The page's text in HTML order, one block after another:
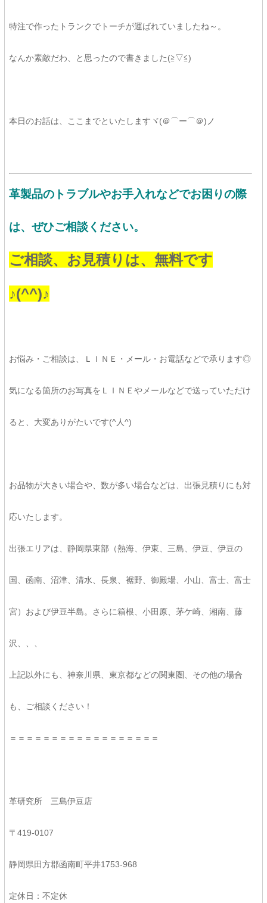
特注で作ったトランクでトーチが運ばれていましたね～。
なんか素敵だわ、と思ったので書きました(≧▽≦)
本日のお話は、ここまでといたしますヾ(＠⌒ー⌒＠)ノ
革製品のトラブルやお手入れなどでお困りの際
は、ぜひご相談ください。
ご相談、お見積りは、 無料です
♪(^^)♪
お悩み・ご相談は、ＬＩＮＥ・メール・お電話などで承ります◎
気になる箇所のお写真をＬＩＮＥやメールなどで送っていただけ
ると、大変ありがたいです(^人^)
お品物が大きい場合や、数が多い場合などは、出張見積りにも対
応いたします。
出張エリアは、静岡県東部（熱海、伊東、三島、伊豆、伊豆の
国、函南、沼津、清水、長泉、裾野、御殿場、小山、富士、富士
宮）および伊豆半島。さらに箱根、小田原、茅ケ崎、湘南、藤
沢、、、
上記以外にも、神奈川県、東京都などの関東圏、その他の場合
も、ご相談ください！
＝＝＝＝＝＝＝＝＝＝＝＝＝＝＝＝＝＝
革研究所 三島伊豆店
〒419-0107
静岡県田方郡函南町平井1753-968
定休日：不定休